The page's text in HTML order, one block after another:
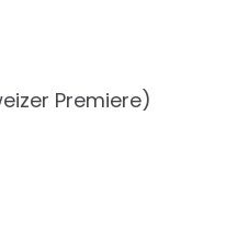
Premiere)